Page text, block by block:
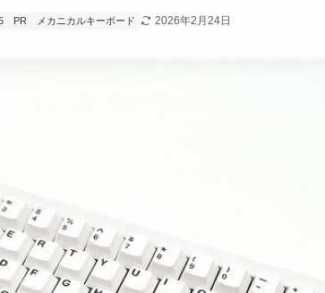
PR メカニカルキーボード 2026年2月24日